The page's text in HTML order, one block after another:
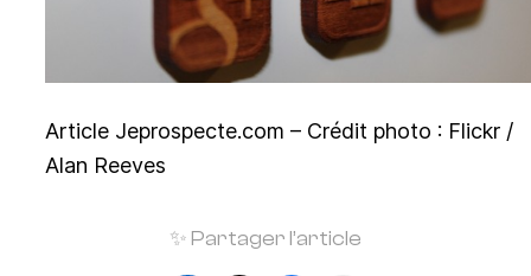
Article Jeprospecte.com – Crédit photo : Flickr /
Alan Reeves
✨ Partager l’article